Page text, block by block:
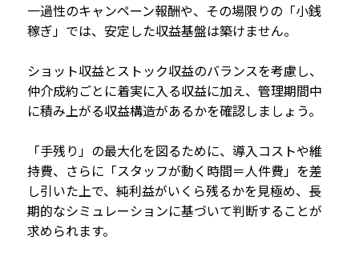
一過性のキャンペーン報酬や、その場限りの「小銭
稼ぎ」では、安定した収益基盤は築けません。
ショット収益とストック収益のバランスを考慮し、
仲介成約ごとに着実に入る収益に加え、管理期間中
に積み上がる収益構造があるかを確認しましょう。
「手残り」の最大化を図るために、導入コストや維
持費、さらに「スタッフが動く時間＝人件費」を差
し引いた上で、純利益がいくら残るかを見極め、長
期的なシミュレーションに基づいて判断することが
求められます。